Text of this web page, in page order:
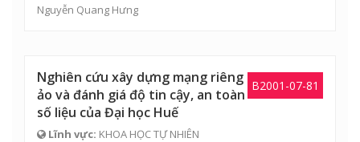
Nguyễn Quang Hưng
B2001-07-81
Nghiên cứu xây dựng mạng riêng
ảo và đánh giá độ tin cậy, an toàn
số liệu của Đại học Huế
Lĩnh vực: KHOA HỌC TỰ NHIÊN